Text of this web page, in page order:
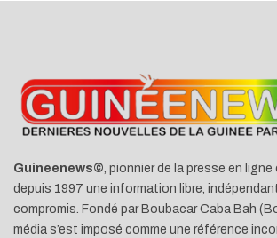
Guineenews©, pionnier de la presse en ligne
depuis 1997 une information libre,
compromis. Fondé par Boubacar Caba Bah
média s’est imposé comme une référence